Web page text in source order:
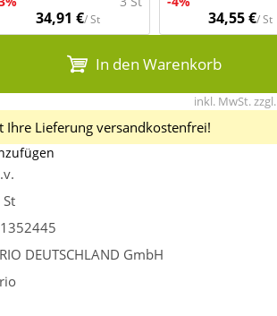
34,91 €/ St 34,55 €/ St
In den Warenkorb
inkl. MwSt. zzgl.
Lieferung versandkostenfrei!
St
DEUTSCHLAND GmbH